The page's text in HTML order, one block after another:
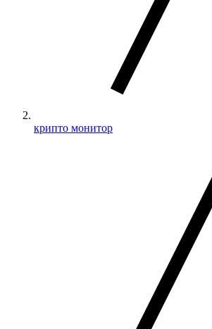
крипто монитор